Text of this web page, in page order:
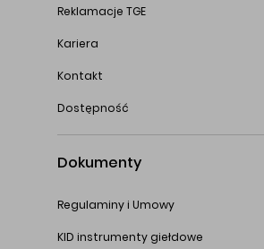
Reklamacje TGE
Kariera
Kontakt
Dostępność
Dokumenty
Regulaminy i Umowy
KID instrumenty giełdowe